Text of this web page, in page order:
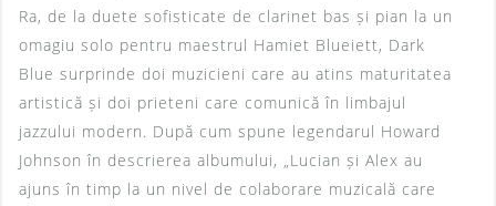
Ra, de la duete sofisticate de clarinet bas și pian la un
omagiu solo pentru maestrul Hamiet Blueiett, Dark
Blue surprinde doi muzicieni care au atins maturitatea
artistică și doi prieteni care comunică în limbajul
jazzului modern. După cum spune legendarul Howard
Johnson în descrierea albumului, „Lucian și Alex au
ajuns în timp la un nivel de colaborare muzicală care